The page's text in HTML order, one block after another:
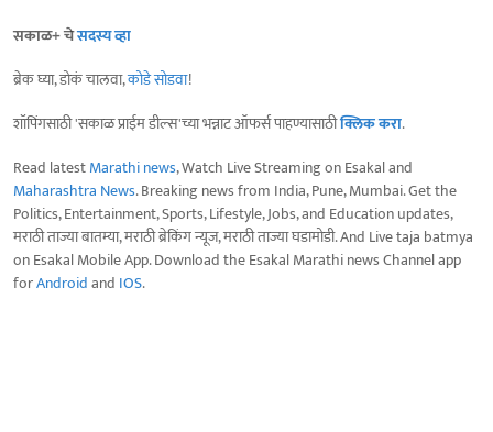
सकाळ+ चेसदस्य व्हा
ब्रेक घ्या, डोकं चालवा,कोडे सोडवा!
शॉपिंगसाठी 'सकाळ प्राईम डील्स'च्या भन्नाट ऑफर्स पाहण्यासाठीक्लिक करा.
Read latestMarathi news, Watch Live Streaming on Esakal and
Maharashtra News. Breaking news from India, Pune, Mumbai. Get the
Politics, Entertainment, Sports, Lifestyle, Jobs, and Education updates,
मराठी ताज्या बातम्या, मराठी ब्रेकिंग न्यूज, मराठी ताज्या घडामोडी. And Live taja batmya
on Esakal Mobile App. Download the Esakal Marathi news Channel app
forAndroidand IOS.